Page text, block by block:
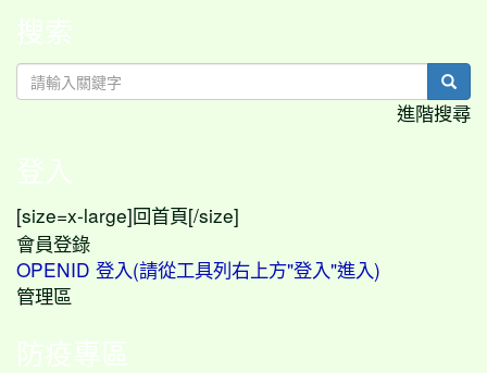
搜索
進階搜尋
登入
[size=x-large] 回首頁[/size]
會員登錄
OPENID 登入(請從工具列右上方"登入"進入)
管理區
防疫專區